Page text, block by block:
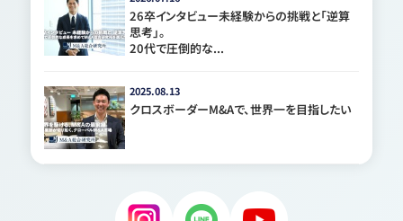
26卒インタビュー未経験からの挑戦と「逆算
思考」。
20代で圧倒的な...
2025.08.13
クロスボーダーM&Aで、世界一を目指したい